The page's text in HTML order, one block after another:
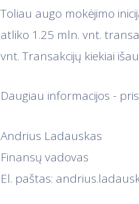
Toliau augo mokėjimo
atliko 1.25 mln. vnt.
vnt. Transakcijų kiekiai
Daugiau informacijos -
​Andrius Ladauskas
Finansų vadovas
El. paštas: